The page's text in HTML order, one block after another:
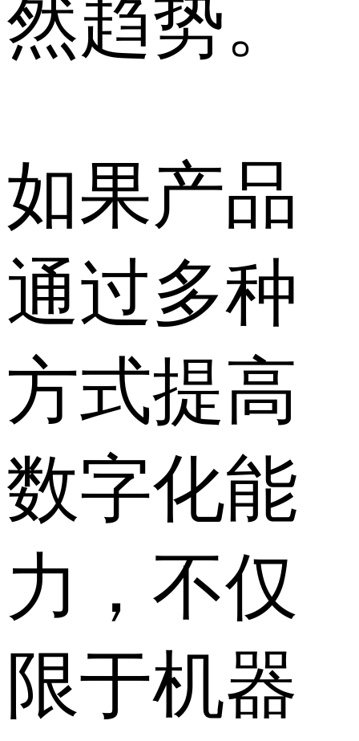
然趋势。
如果产品
通过多种
方式提高
数字化能
力，不仅
限于机器